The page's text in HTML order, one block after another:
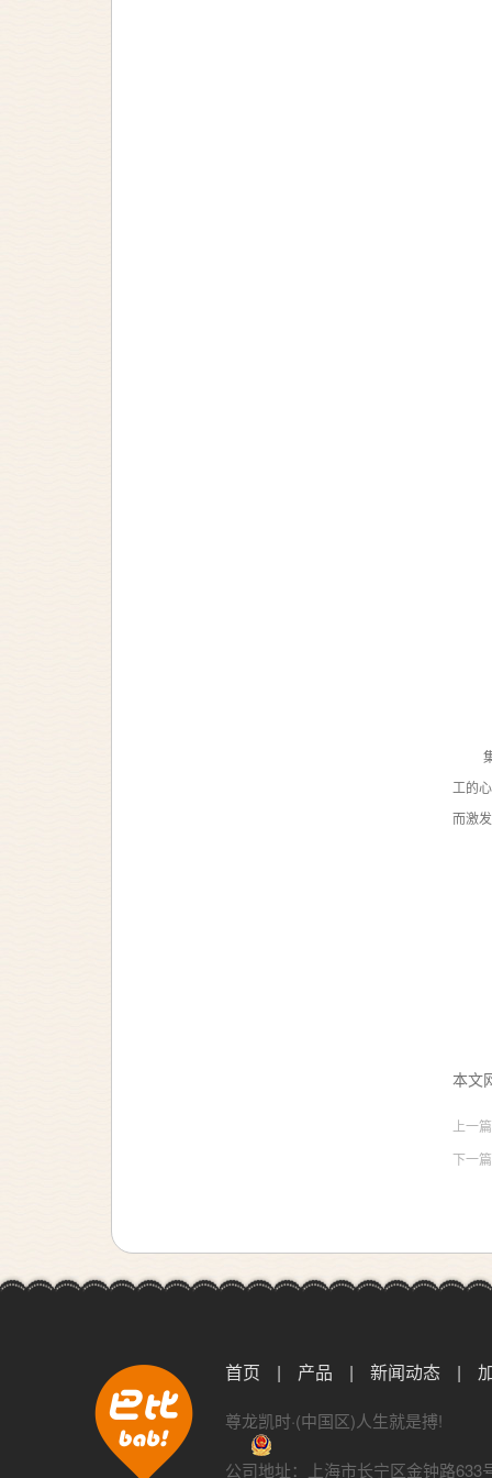
工的
而激
本文
上一
下一
首页 | 产品 | 新闻动态 |
尊龙凯时·(中国区)人生就是搏!
公司地址：上海市长宁区金钟路633